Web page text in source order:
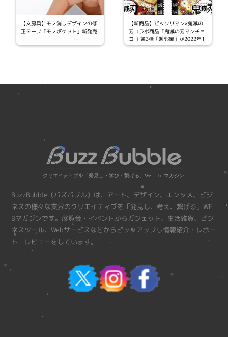
【文房具】モノ消しデザインの修
正テープ「モノポケット」新発売
【新商品】ビックリマン×鬼滅の
刃コラボ商品「鬼滅の刃マンチョ
コ 」第3弾「遊郭編」が2022年1
0月11日より一部地区で先行発売
BuzzBubble（バズバブル）は、アート、デザイン、エンタメ、ビジ
ネスの様々な業界のクリエイティブを「発見し、考え、繋げる」WE
Bマガジンです。展覧会・イベントからガジェット、生活雑貨、ビジ
ネスツール、Webサービスなどからピックアップし情報紹介・レポー
ト・レビューをしています。